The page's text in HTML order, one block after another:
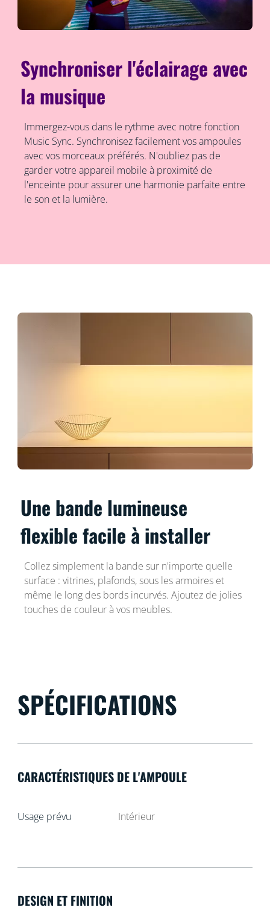
Synchroniser l'éclairage avec
la musique
Immergez-vous dans le rythme avec notre fonction
Music Sync. Synchronisez facilement vos ampoules
avec vos morceaux préférés. N'oubliez pas de
garder votre appareil mobile à proximité de
l'enceinte pour assurer une harmonie parfaite entre
le son et la lumière.
Une bande lumineuse
flexible facile à installer
Collez simplement la bande sur n'importe quelle
surface : vitrines, plafonds, sous les armoires et
même le long des bords incurvés. Ajoutez de jolies
touches de couleur à vos meubles.
SPÉCIFICATIONS
CARACTÉRISTIQUES DE L'AMPOULE
Usage prévu Intérieur
DESIGN ET FINITION